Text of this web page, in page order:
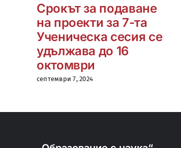
Срокът за подаване
на проекти за 7-та
Ученическа сесия се
удължава до 16
октомври
септември 7, 2024